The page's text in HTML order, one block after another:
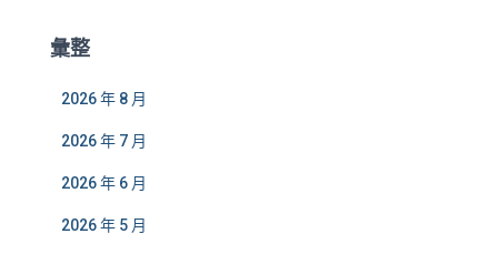
彙整
2026 年 8 月
2026 年 7 月
2026 年 6 月
2026 年 5 月